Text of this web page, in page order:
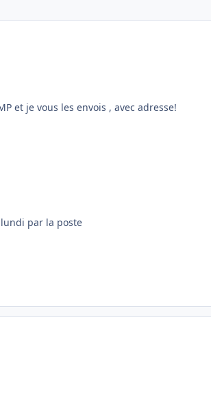
et je vous les envois , avec adresse!
lundi par la poste